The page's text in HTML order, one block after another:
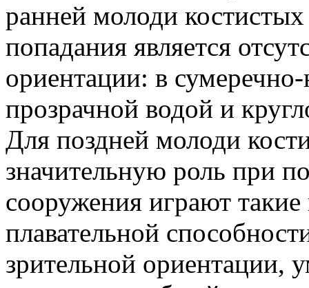
ранней молоди
попадания является
ориентации: в
прозрачной водой и
Для поздней молоди
значительную роль при
сооружения играют
плавательной
зрительной ориентации,